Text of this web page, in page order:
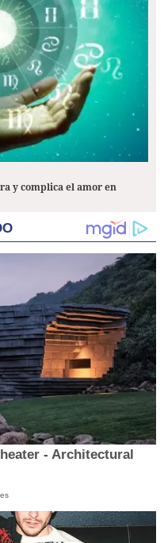
y complica el amor en
- Architectural